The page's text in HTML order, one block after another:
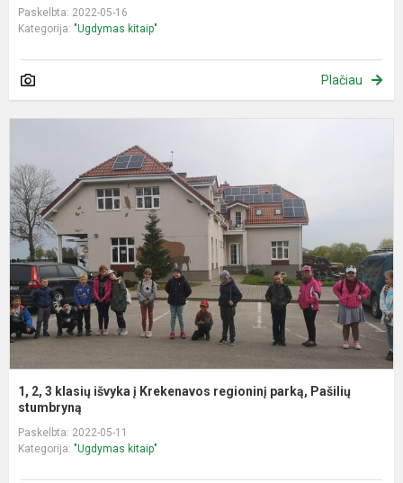
Paskelbta: 2022-05-16
Kategorija: "Ugdymas kitaip"
Plačiau
1, 2, 3 klasių išvyka į Krekenavos regioninį parką, Pašilių
stumbryną
Paskelbta: 2022-05-11
Kategorija: "Ugdymas kitaip"